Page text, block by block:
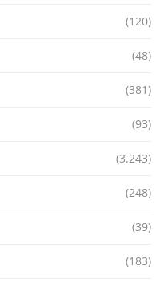
(120)
(48)
(381)
(93)
(3.243)
(248)
(39)
(183)